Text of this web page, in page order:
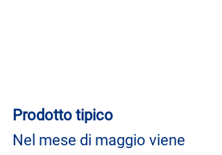
Prodotto tipico
Nel mese di maggio viene